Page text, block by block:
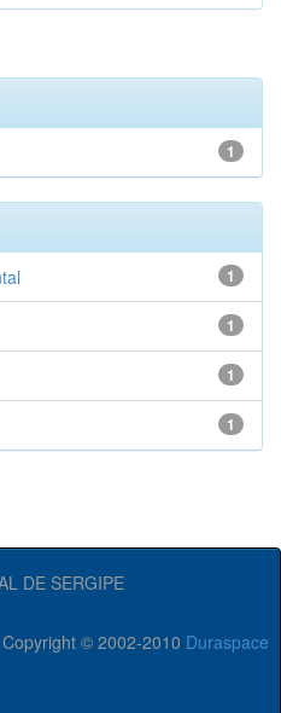
1
1
1
1
1
DE SERGIPE
Copyright © 2002-2010 Duraspace